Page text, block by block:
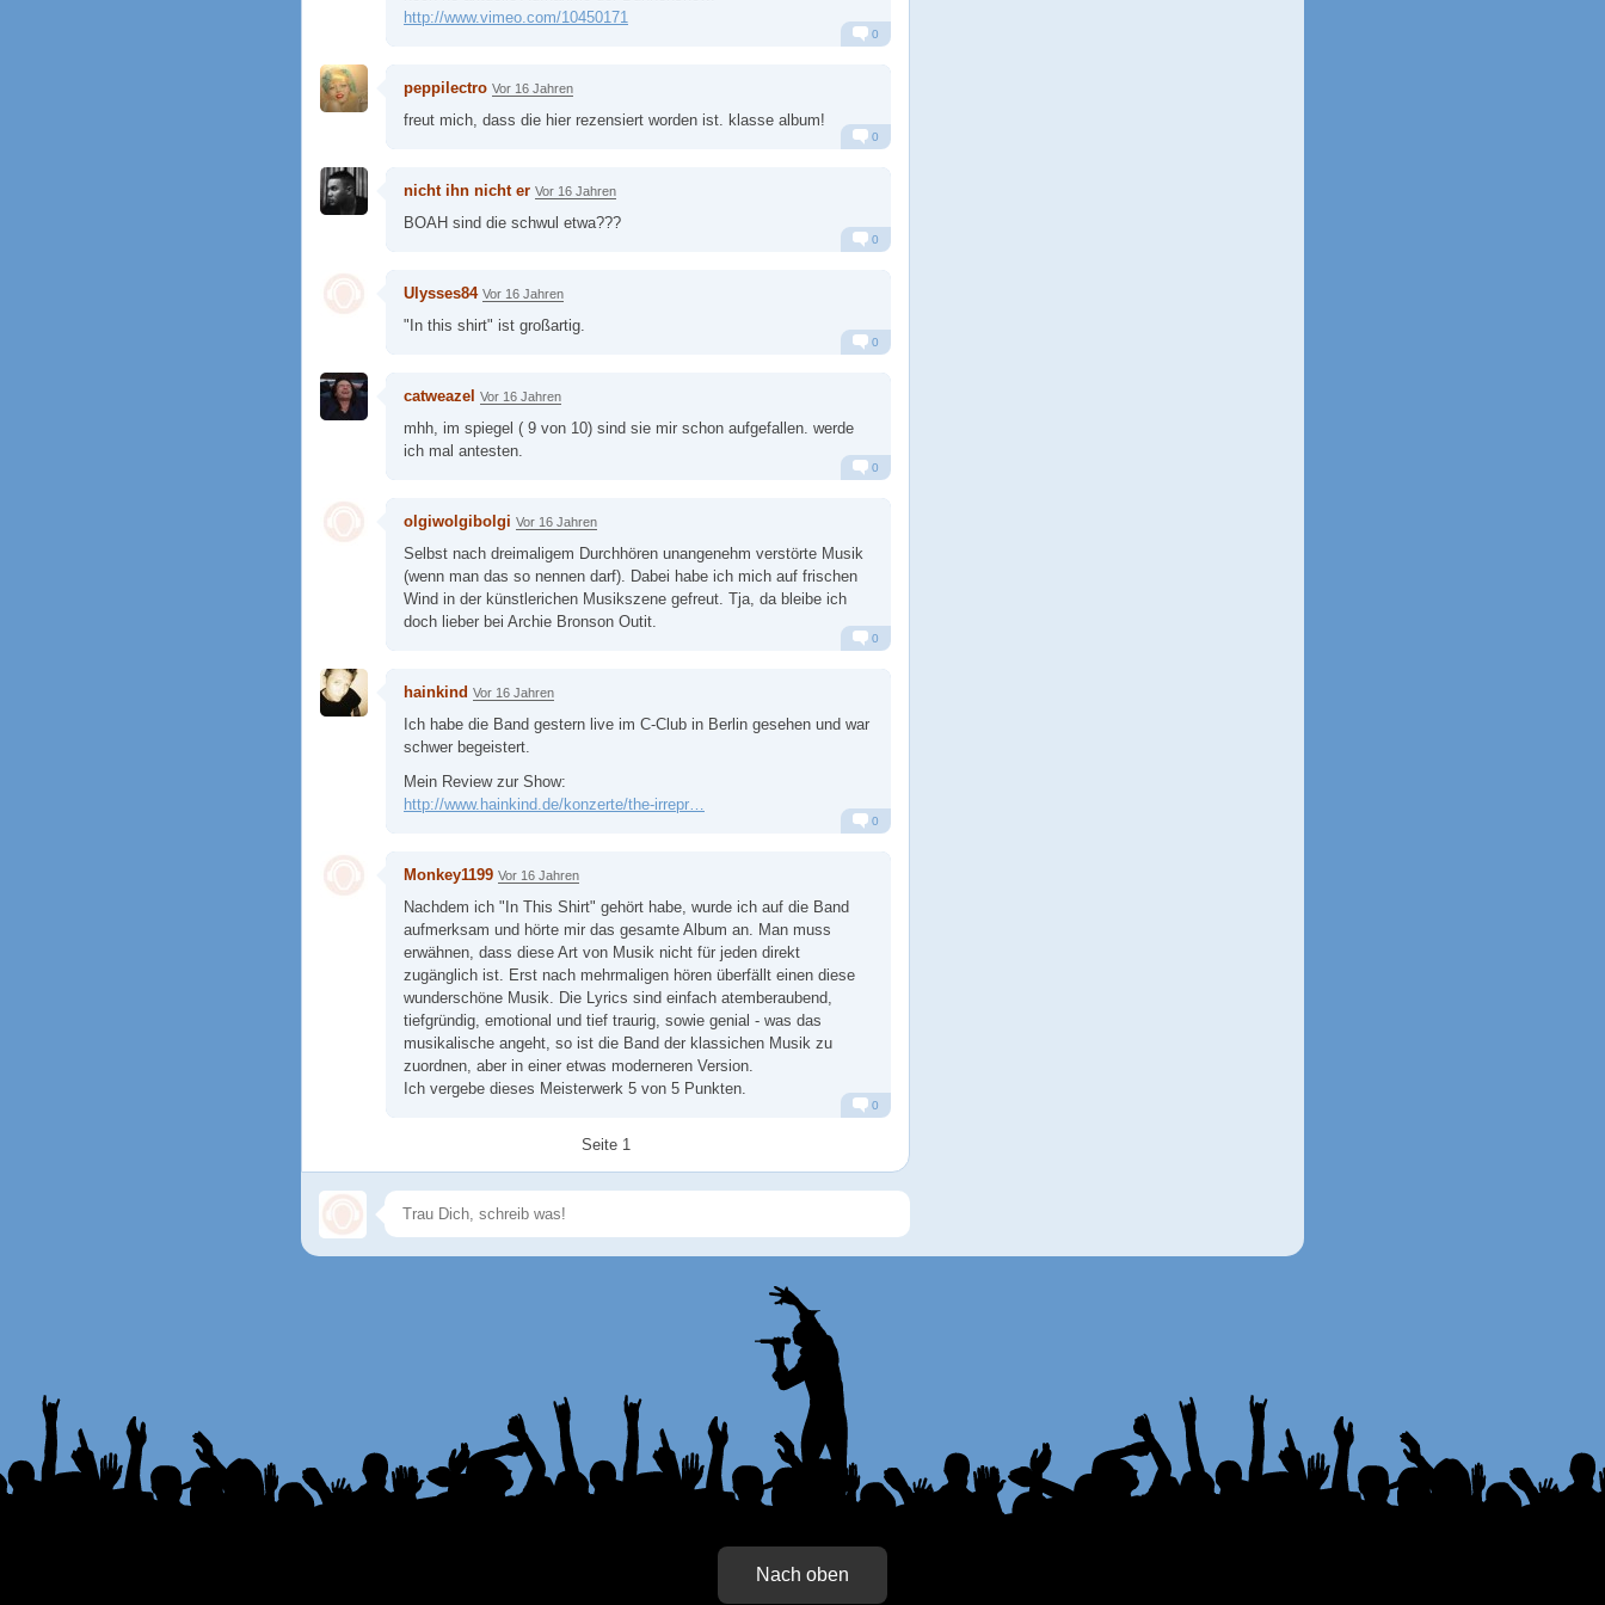
http://www.vimeo.com/10450171
0
peppilectro Vor 16 Jahren
freut mich, dass die hier rezensiert worden ist. klasse album!
0
nicht ihn nicht er Vor 16 Jahren
BOAH sind die schwul etwa???
0
Ulysses84 Vor 16 Jahren
"In this shirt" ist großartig.
0
catweazel Vor 16 Jahren
mhh, im spiegel ( 9 von 10) sind sie mir schon aufgefallen. werde
ich mal antesten.
0
olgiwolgibolgi Vor 16 Jahren
Selbst nach dreimaligem Durchhören unangenehm verstörte Musik
(wenn man das so nennen darf). Dabei habe ich mich auf frischen
Wind in der künstlerichen Musikszene gefreut. Tja, da bleibe ich
doch lieber bei Archie Bronson Outit.
0
hainkind Vor 16 Jahren
Ich habe die Band gestern live im C-Club in Berlin gesehen und war
schwer begeistert.
Mein Review zur Show:
http://www.hainkind.de/konzerte/the-irrepr…
0
Monkey1199 Vor 16 Jahren
Nachdem ich "In This Shirt" gehört habe, wurde ich auf die Band
aufmerksam und hörte mir das gesamte Album an. Man muss
erwähnen, dass diese Art von Musik nicht für jeden direkt
zugänglich ist. Erst nach mehrmaligen hören überfällt einen diese
wunderschöne Musik. Die Lyrics sind einfach atemberaubend,
tiefgründig, emotional und tief traurig, sowie genial - was das
musikalische angeht, so ist die Band der klassichen Musik zu
zuordnen, aber in einer etwas moderneren Version.
Ich vergebe dieses Meisterwerk 5 von 5 Punkten.
0
Seite 1
Speichern
Nach oben